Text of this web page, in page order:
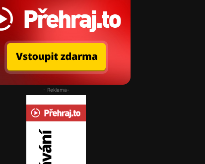
- Reklama-